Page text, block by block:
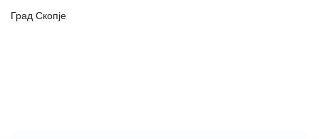
Град Скопје